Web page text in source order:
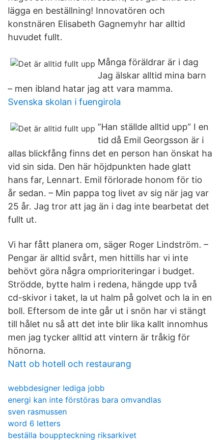
lägga en beställning! Innovatören och
konstnären Elisabeth Gagnemyhr har alltid
huvudet fullt.
Många föräldrar är i dag
Jag älskar alltid mina barn
– men ibland hatar jag att vara mamma.
Svenska skolan i fuengirola
”Han ställde alltid upp” I en
tid då Emil Georgsson är i
allas blickfång finns det en person han önskat ha
vid sin sida. Den här höjdpunkten hade glatt
hans far, Lennart. Emil förlorade honom för tio
år sedan. – Min pappa tog livet av sig när jag var
25 år. Jag tror att jag än i dag inte bearbetat det
fullt ut.
Vi har fått planera om, säger Roger Lindström. –
Pengar är alltid svårt, men hittills har vi inte
behövt göra några omprioriteringar i budget.
Strödde, bytte halm i redena, hängde upp två
cd-skivor i taket, la ut halm på golvet och la in en
boll. Eftersom de inte går ut i snön har vi stängt
till hålet nu så att det inte blir lika kallt innomhus
men jag tycker alltid att vintern är tråkig för
hönorna.
Natt ob hotell och restaurang
webbdesigner lediga jobb
energi kan inte förstöras bara omvandlas
sven rasmussen
word 6 letters
beställa bouppteckning riksarkivet